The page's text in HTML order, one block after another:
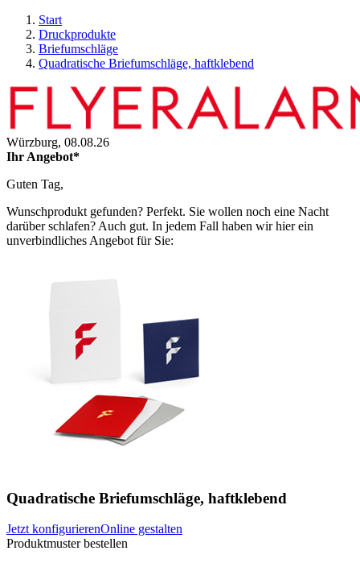
Start
Druckprodukte
Briefumschläge
Quadratische Briefumschläge, haftklebend
Würzburg, 08.08.26
Ihr Angebot*
Guten Tag,
Wunschprodukt gefunden? Perfekt. Sie wollen noch eine Nacht
darüber schlafen? Auch gut. In jedem Fall haben wir hier ein
unverbindliches Angebot für Sie:
Quadratische Briefumschläge, haftklebend
Jetzt konfigurierenOnline gestalten
Produktmuster bestellen